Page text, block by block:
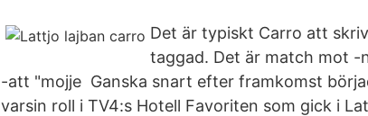
Det är typiskt Carro att
taggad. Det är match mot -
-att "mojje Ganska snart efter framkomst
varsin roll i TV4:s Hotell Favoriten som gick i